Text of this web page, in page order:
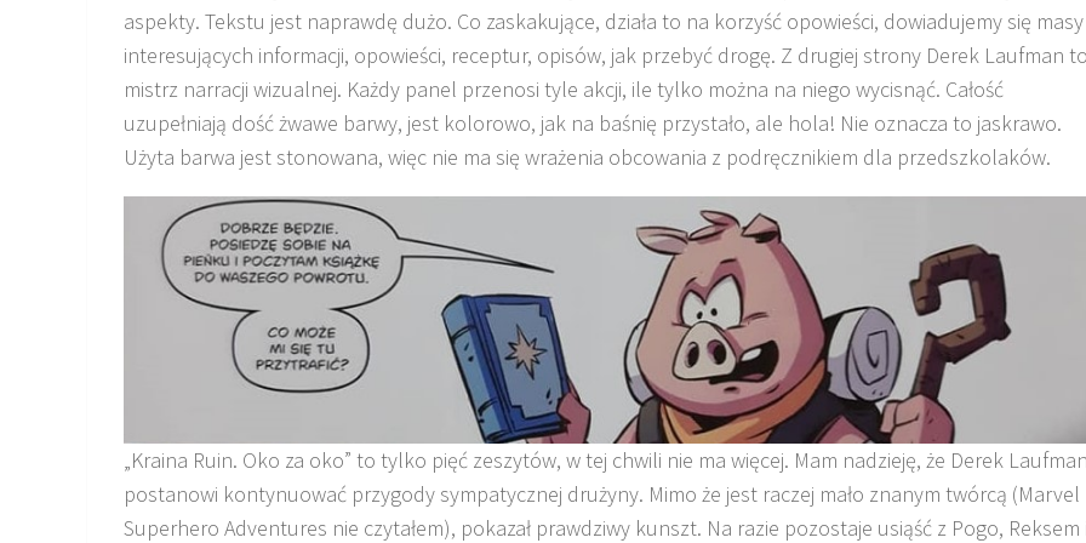
aspekty. Tekstu jest naprawdę dużo. Co zaskakujące, działa to na korzyść opowieści, dowiadujemy się masy
interesujących informacji, opowieści, receptur, opisów, jak przebyć drogę. Z drugiej strony Derek Laufman to
mistrz narracji wizualnej. Każdy panel przenosi tyle akcji, ile tylko można na niego wycisnąć. Całość
uzupełniają dość żwawe barwy, jest kolorowo, jak na baśnię przystało, ale hola! Nie oznacza to jaskrawo.
Użyta barwa jest stonowana, więc nie ma się wrażenia obcowania z podręcznikiem dla przedszkolaków.
„Kraina Ruin. Oko za oko” to tylko pięć zeszytów, w tej chwili nie ma więcej. Mam nadzieję, że Derek Laufman
postanowi kontynuować przygody sympatycznej drużyny. Mimo że jest raczej mało znanym twórcą (Marvel
Superhero Adventures nie czytałem), pokazał prawdziwy kunszt. Na razie pozostaje usiąść z Pogo, Reksem i